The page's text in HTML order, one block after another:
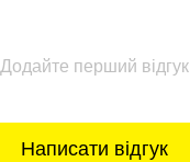
Додайте перший відгук
Написати відгук